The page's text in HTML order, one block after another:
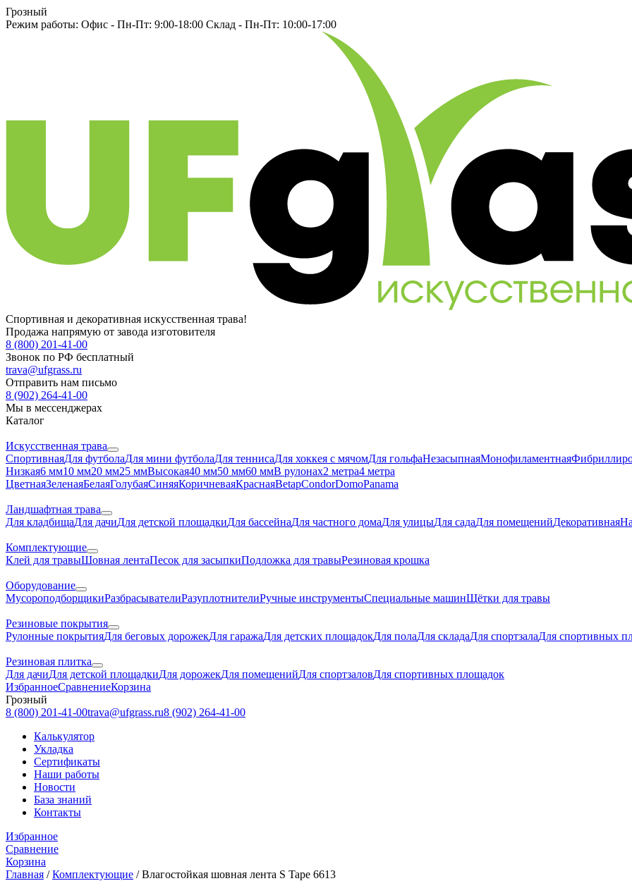
Грозный
Режим работы: Офис - Пн-Пт: 9:00-18:00 Склад - Пн-Пт: 10:00-17:00
Спортивная и декоративная искусственная трава!
Продажа напрямую от завода изготовителя
8 (800) 201-41-00
Звонок по РФ бесплатный
trava@ufgrass.ru
Отправить нам письмо
8 (902) 264-41-00
Мы в мессенджерах
Каталог
Искусственная трава
СпортивнаяДля футболаДля мини футболаДля теннисаДля хоккея с мячомДля гольфаНезасыпнаяМонофиламентная
Низкая6 мм10 мм20 мм25 ммВысокая40 мм50 мм60 ммВ рулонах2 метра4 метра
ЦветнаяЗеленаяБелаяГолубаяСиняяКоричневаяКраснаяBetapCondorDomoPanama
Ландшафтная трава
Для кладбищаДля дачиДля детской площадкиДля бассейнаДля частного домаДля улицыДля садаДля помещенийДекоративная
Комплектующие
Клей для травыШовная лентаПесок для засыпкиПодложка для травыРезиновая крошка
Оборудование
МусороподборщикиРазбрасывателиРазуплотнителиРучные инструментыСпециальные машинЩётки для травы
Резиновые покрытия
Рулонные покрытияДля беговых дорожекДля гаражаДля детских площадокДля полаДля складаДля спортзалаДля спортивных
Резиновая плитка
Для дачиДля детской площадкиДля дорожекДля помещенийДля спортзаловДля спортивных площадок
ИзбранноеСравнениеКорзина
Грозный
8 (800) 201-41-00trava@ufgrass.ru8 (902) 264-41-00
Калькулятор
Укладка
Сертификаты
Наши работы
Новости
База знаний
Контакты
Избранное
Сравнение
Корзина
Главная /Комплектующие /Влагостойкая шовная лента S Tape 6613